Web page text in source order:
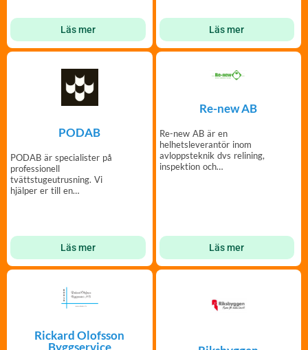
Läs mer Läs mer
PODAB
PODAB är specialister på
professionell
tvättstugeutrusning. Vi
hjälper er till en
Läs mer
Re-new AB
Re-new AB är en
helhetsleverantör inom
avloppsteknik dvs relining,
inspektion och
Läs mer
Rickard Olofsson